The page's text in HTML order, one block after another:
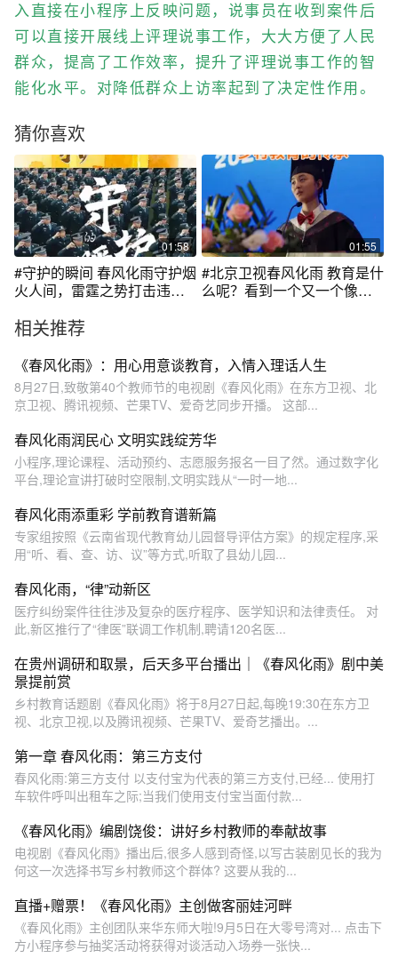
入直接在小程序上反映问题，说事员在收到案件后
可以直接开展线上评理说事工作，大大方便了人民
群众，提高了工作效率，提升了评理说事工作的智
能化水平。对降低群众上访率起到了决定性作用。
猜你喜欢
01:58
#守护的瞬间 春风化雨守护烟
火人间，雷霆之势打击违法
非凡，以生命守护使命，千
万个“守护的瞬间”汇聚成光，
照亮这片我们深爱的土地。
01:55
#北京卫视春风化雨 教育是什
么呢？看到一个又一个像潘
渡向人生理想彼岸的伟大工
程，教育就是这样一门仁而
爱人的事业，渡人渡己。”今
晚19:30锁定北京卫视品质剧
场#电视剧春风化雨
相关推荐
《春风化雨》：用心用意谈教育，入情入理话人生
8月27日,致敬第40个教师节的电视剧《春风化雨》在东方卫视、北
京卫视、腾讯视频、芒果TV、爱奇艺同步开播。 这部...
春风化雨润民心 文明实践绽芳华
小程序,理论课程、活动预约、志愿服务报名一目了然。通过数字化
平台,理论宣讲打破时空限制,文明实践从“一时一地...
春风化雨添重彩 学前教育谱新篇
专家组按照《云南省现代教育幼儿园督导评估方案》的规定程序,采
用“听、看、查、访、议”等方式,听取了县幼儿园...
春风化雨，“律”动新区
医疗纠纷案件往往涉及复杂的医疗程序、医学知识和法律责任。 对
此,新区推行了“律医”联调工作机制,聘请120名医...
在贵州调研和取景，后天多平台播出｜《春风化雨》剧中美
景提前赏
乡村教育话题剧《春风化雨》将于8月27日起,每晚19:30在东方卫
视、北京卫视,以及腾讯视频、芒果TV、爱奇艺播出。...
第一章 春风化雨：第三方支付
春风化雨:第三方支付 以支付宝为代表的第三方支付,已经... 使用打
车软件呼叫出租车之际;当我们使用支付宝当面付款...
《春风化雨》编剧饶俊：讲好乡村教师的奉献故事
电视剧《春风化雨》播出后,很多人感到奇怪,以写古装剧见长的我为
何这一次选择书写乡村教师这个群体? 这要从我的...
直播+赠票！《春风化雨》主创做客丽娃河畔
《春风化雨》主创团队来华东师大啦!9月5日在大零号湾对... 点击下
方小程序参与抽奖活动将获得对谈活动入场券一张快...